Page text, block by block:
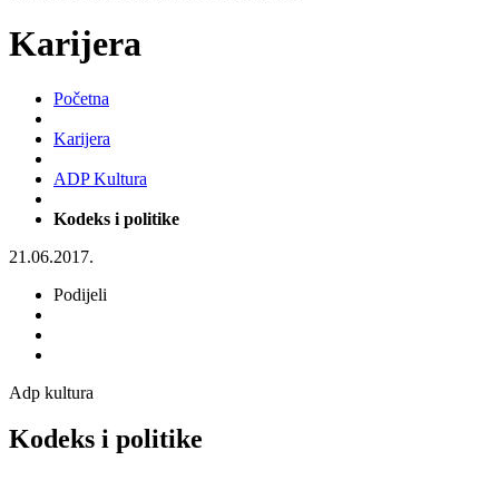
Karijera
Početna
Karijera
ADP Kultura
Kodeks i politike
21.06.2017.
Podijeli
Adp kultura
Kodeks i politike